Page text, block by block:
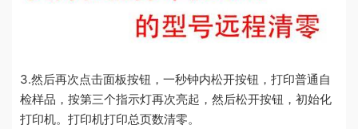
3.然后再次点击面板按钮，一秒钟内松开按钮，打印普通自
检样品，按第三个指示灯再次亮起，然后松开按钮，初始化
打印机。打印机打印总页数清零。